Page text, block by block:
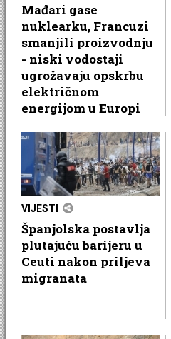
Mađari gase
nuklearku, Francuzi
smanjili proizvodnju
- niski vodostaji
ugrožavaju opskrbu
električnom
energijom u Europi
VIJESTI
Španjolska postavlja
plutajuću barijeru u
Ceuti nakon priljeva
migranata